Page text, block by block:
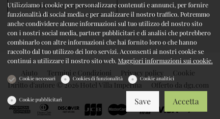
Iscriviti alla nostra Newsletter
Aiuto Termini e Condizioni Privacy policy
Cookie
Diritto d'autore © 2026 Hotel Villa Imperina
Offerto da dg1.com
Utilizziamo i cookie per personalizzare contenuti e annunci, per fornire
funzionalità di social media e per analizzare il nostro traffico. Potremmo
anche condividere alcune informazioni sul tuo utilizzo del nostro sito
con i nostri social media, partner pubblicitari e di analisi che potrebbero
combinarlo con altre informazioni che hai fornito loro o che hanno
raccolto dal tuo utilizzo dei loro servizi. Acconsenti ai nostri cookie se
continui a utilizzare il nostro sito web. Maggiori informazioni sui cookie.
Cookie necessari Cookies di funzionalità Cookie analitici
Cookie pubblicitari Accetta
Save